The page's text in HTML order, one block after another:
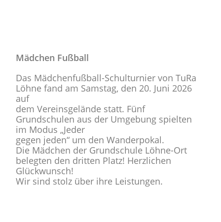
Mädchen Fußball
Das Mädchenfußball-Schulturnier von TuRa
Löhne fand am Samstag, den 20. Juni 2026
auf
dem Vereinsgelände statt. Fünf
Grundschulen aus der Umgebung spielten
im Modus „Jeder
gegen jeden“ um den Wanderpokal.
Die Mädchen der Grundschule Löhne-Ort
belegten den dritten Platz! Herzlichen
Glückwunsch!
Wir sind stolz über ihre Leistungen.